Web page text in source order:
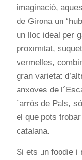
imaginació,
de Girona un
un lloc ideal per
proximitat,
vermelles,
gran varietat
anxoves de
´arròs de Pals,
el que pots
catalana.
Si ets un foodie i